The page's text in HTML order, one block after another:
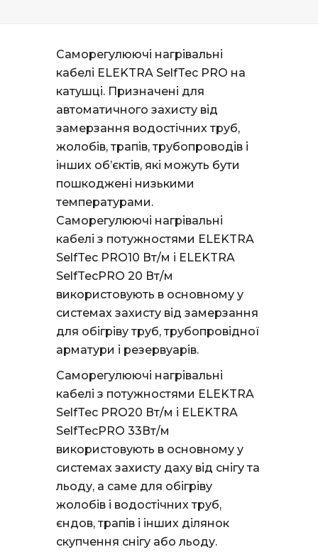
Саморегулюючі нагрівальні
кабелі ELEKTRA SelfTec PRO на
катушці. Призначені для
автоматичного захисту від
замерзання водостічних труб,
жолобів, трапів, трубопроводів і
інших об’єктів, які можуть бути
пошкоджені низькими
температурами.
Саморегулюючі нагрівальні
кабелі з потужностями ELEKTRA
SelfTec PRO10 Вт/м і ELEKTRA
SelfTecPRO 20 Вт/м
використовують в основному у
системах захисту від замерзання
для обігріву труб, трубопровідної
арматури і резервуарів.
Саморегулюючі нагрівальні
кабелі з потужностями ELEKTRA
SelfTec PRO20 Вт/м і ELEKTRA
SelfTecPRO 33Вт/м
використовують в основному у
системах захисту даху від снігу та
льоду, а саме для обігріву
жолобів і водостічних труб,
єндов, трапів і інших ділянок
скупчення снігу або льоду.